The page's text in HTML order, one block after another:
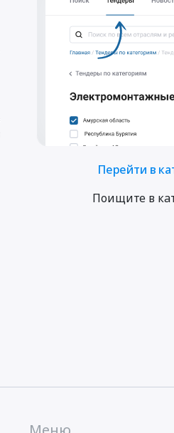
Перейти в
Поищите в